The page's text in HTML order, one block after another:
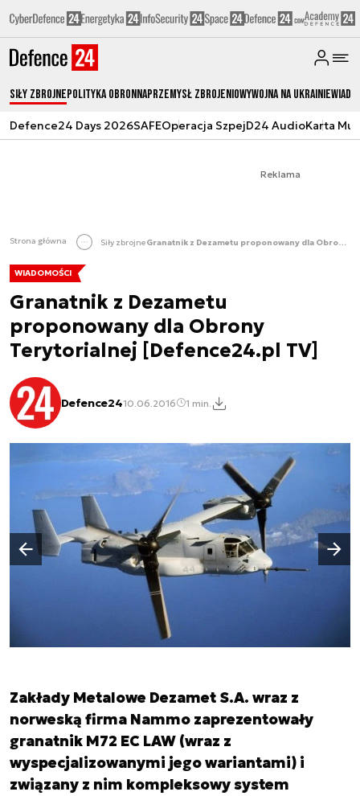
Siły zbrojnePolityka obronnaPrzemysł ZbrojeniowyWojna na Ukrainie
Defence24 Days 2026SAFEOperacja SzpejD24 AudioKarta
Reklama
Strona główna Siły zbrojne Granatnik z Dezametu proponowany dla Obrony Terytorialnej [Defence24.pl TV]
WIADOMOŚCI
Granatnik z Dezametu
proponowany dla Obrony
Terytorialnej [Defence24.pl TV]
Defence2410.06.2016 1 min.
Poprzedni slajd
Następny slajd
Zakłady Metalowe Dezamet S.A. wraz z
norweską firma Nammo zaprezentowały
granatnik M72 EC LAW (wraz z
wyspecjalizowanymi jego wariantami) i
związany z nim kompleksowy system